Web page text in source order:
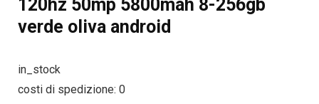
120hz 50mp 5800mah 8-256gb
verde oliva android
in_stock
costi di spedizione: 0